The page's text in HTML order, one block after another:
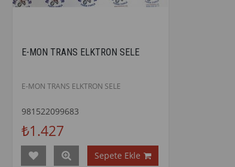
E-MON TRANS ELKTRON SELE
E-MON TRANS ELKTRON SELE
981522099683
₺1.427
Sepete Ekle